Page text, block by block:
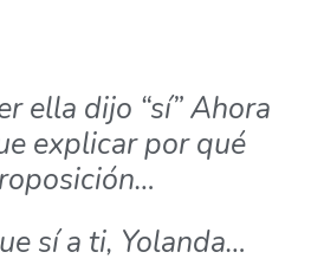
ella dijo “sí” Ahora
explicar por qué
sí a ti, Yolanda…